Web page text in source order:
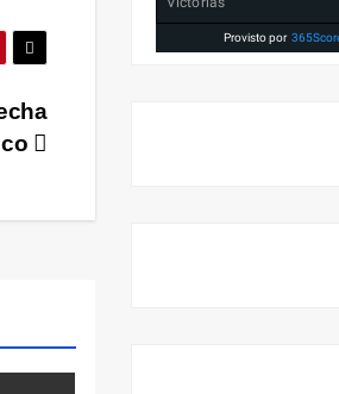
Provisto por